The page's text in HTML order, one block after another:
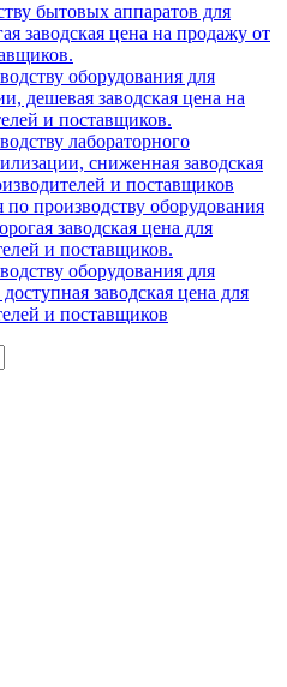
бытовых аппаратов для
заводская цена на продажу от
оборудования для
дешевая заводская цена на
и поставщиков.
лабораторного
сниженная заводская
и поставщиков
производству оборудования
заводская цена для
и поставщиков.
оборудования для
заводская цена для
и поставщиков